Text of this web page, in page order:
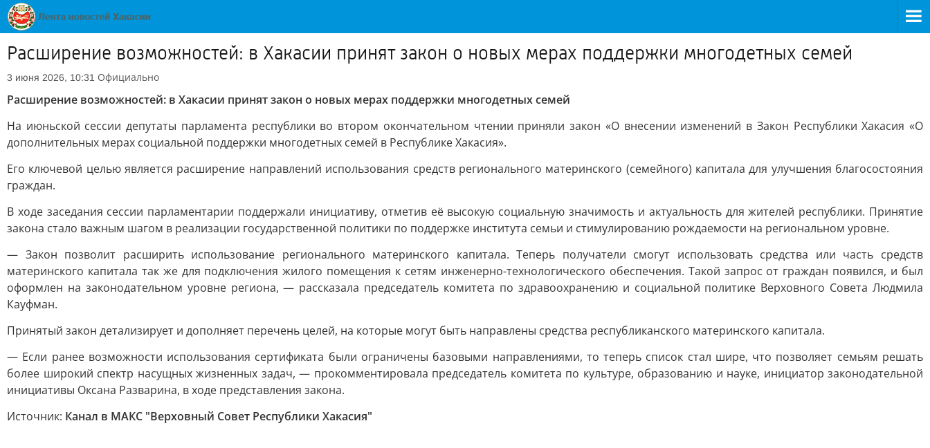
Расширение возможностей: в Хакасии принят закон о новых мерах поддержки многодетных семей
3 июня 2026, 10:31 Официально
Расширение возможностей: в Хакасии принят закон о новых мерах поддержки многодетных семей
На июньской сессии депутаты парламента республики во втором окончательном чтении приняли закон «О внесении изменений в Закон Республики Хакасия «О
дополнительных мерах социальной поддержки многодетных семей в Республике Хакасия».
Его ключевой целью является расширение направлений использования средств регионального материнского (семейного) капитала для улучшения благосостояния
граждан.
В ходе заседания сессии парламентарии поддержали инициативу, отметив её высокую социальную значимость и актуальность для жителей республики. Принятие
закона стало важным шагом в реализации государственной политики по поддержке института семьи и стимулированию рождаемости на региональном уровне.
— Закон позволит расширить использование регионального материнского капитала. Теперь получатели смогут использовать средства или часть средств
материнского капитала так же для подключения жилого помещения к сетям инженерно-технологического обеспечения. Такой запрос от граждан появился, и был
оформлен на законодательном уровне региона, — рассказала председатель комитета по здравоохранению и социальной политике Верховного Совета Людмила
Кауфман.
Принятый закон детализирует и дополняет перечень целей, на которые могут быть направлены средства республиканского материнского капитала.
— Если ранее возможности использования сертификата были ограничены базовыми направлениями, то теперь список стал шире, что позволяет семьям решать
более широкий спектр насущных жизненных задач, — прокомментировала председатель комитета по культуре, образованию и науке, инициатор законодательной
инициативы Оксана Разварина, в ходе представления закона.
Источник: Канал в МАКС "Верховный Совет Республики Хакасия"